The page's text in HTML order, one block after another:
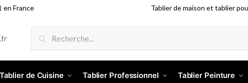
en France Tablier de maison et tablier
RECHERCHE
Tablier de Cuisine Tablier Professionnel Tablier Peinture